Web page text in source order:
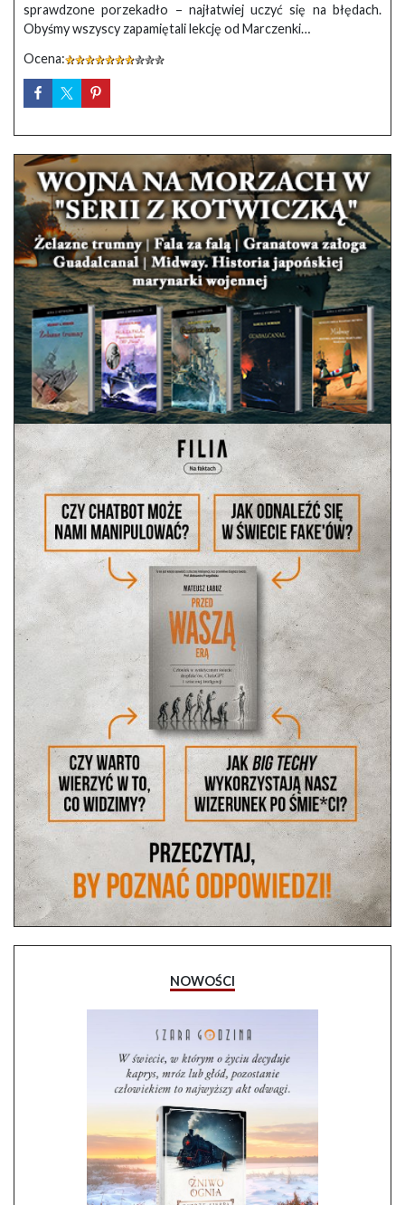
sprawdzone porzekadło – najłatwiej uczyć się na błędach.
Obyśmy wszyscy zapamiętali lekcję od Marczenki…
Ocena:
NOWOŚCI